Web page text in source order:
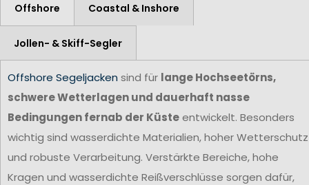
Offshore Coastal & Inshore
Jollen- & Skiff-Segler
Offshore Segeljacken sind für lange Hochseetörns,
schwere Wetterlagen und dauerhaft nasse
Bedingungen fernab der Küsteentwickelt. Besonders
wichtig sind wasserdichte Materialien, hoher Wetterschutz
und robuste Verarbeitung. Verstärkte Bereiche, hohe
Kragen und wasserdichte Reißverschlüsse sorgen dafür,